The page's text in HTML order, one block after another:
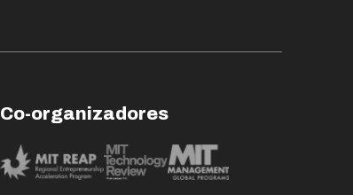
Co-organizadores